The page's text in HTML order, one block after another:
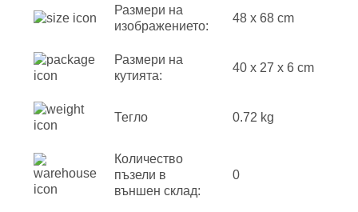
Размери на
изображението:
48 x 68 cm
Размери на
кутията:
40 x 27 x 6 cm
Тегло 0.72 kg
Количество
пъзели в
външен склад:
0